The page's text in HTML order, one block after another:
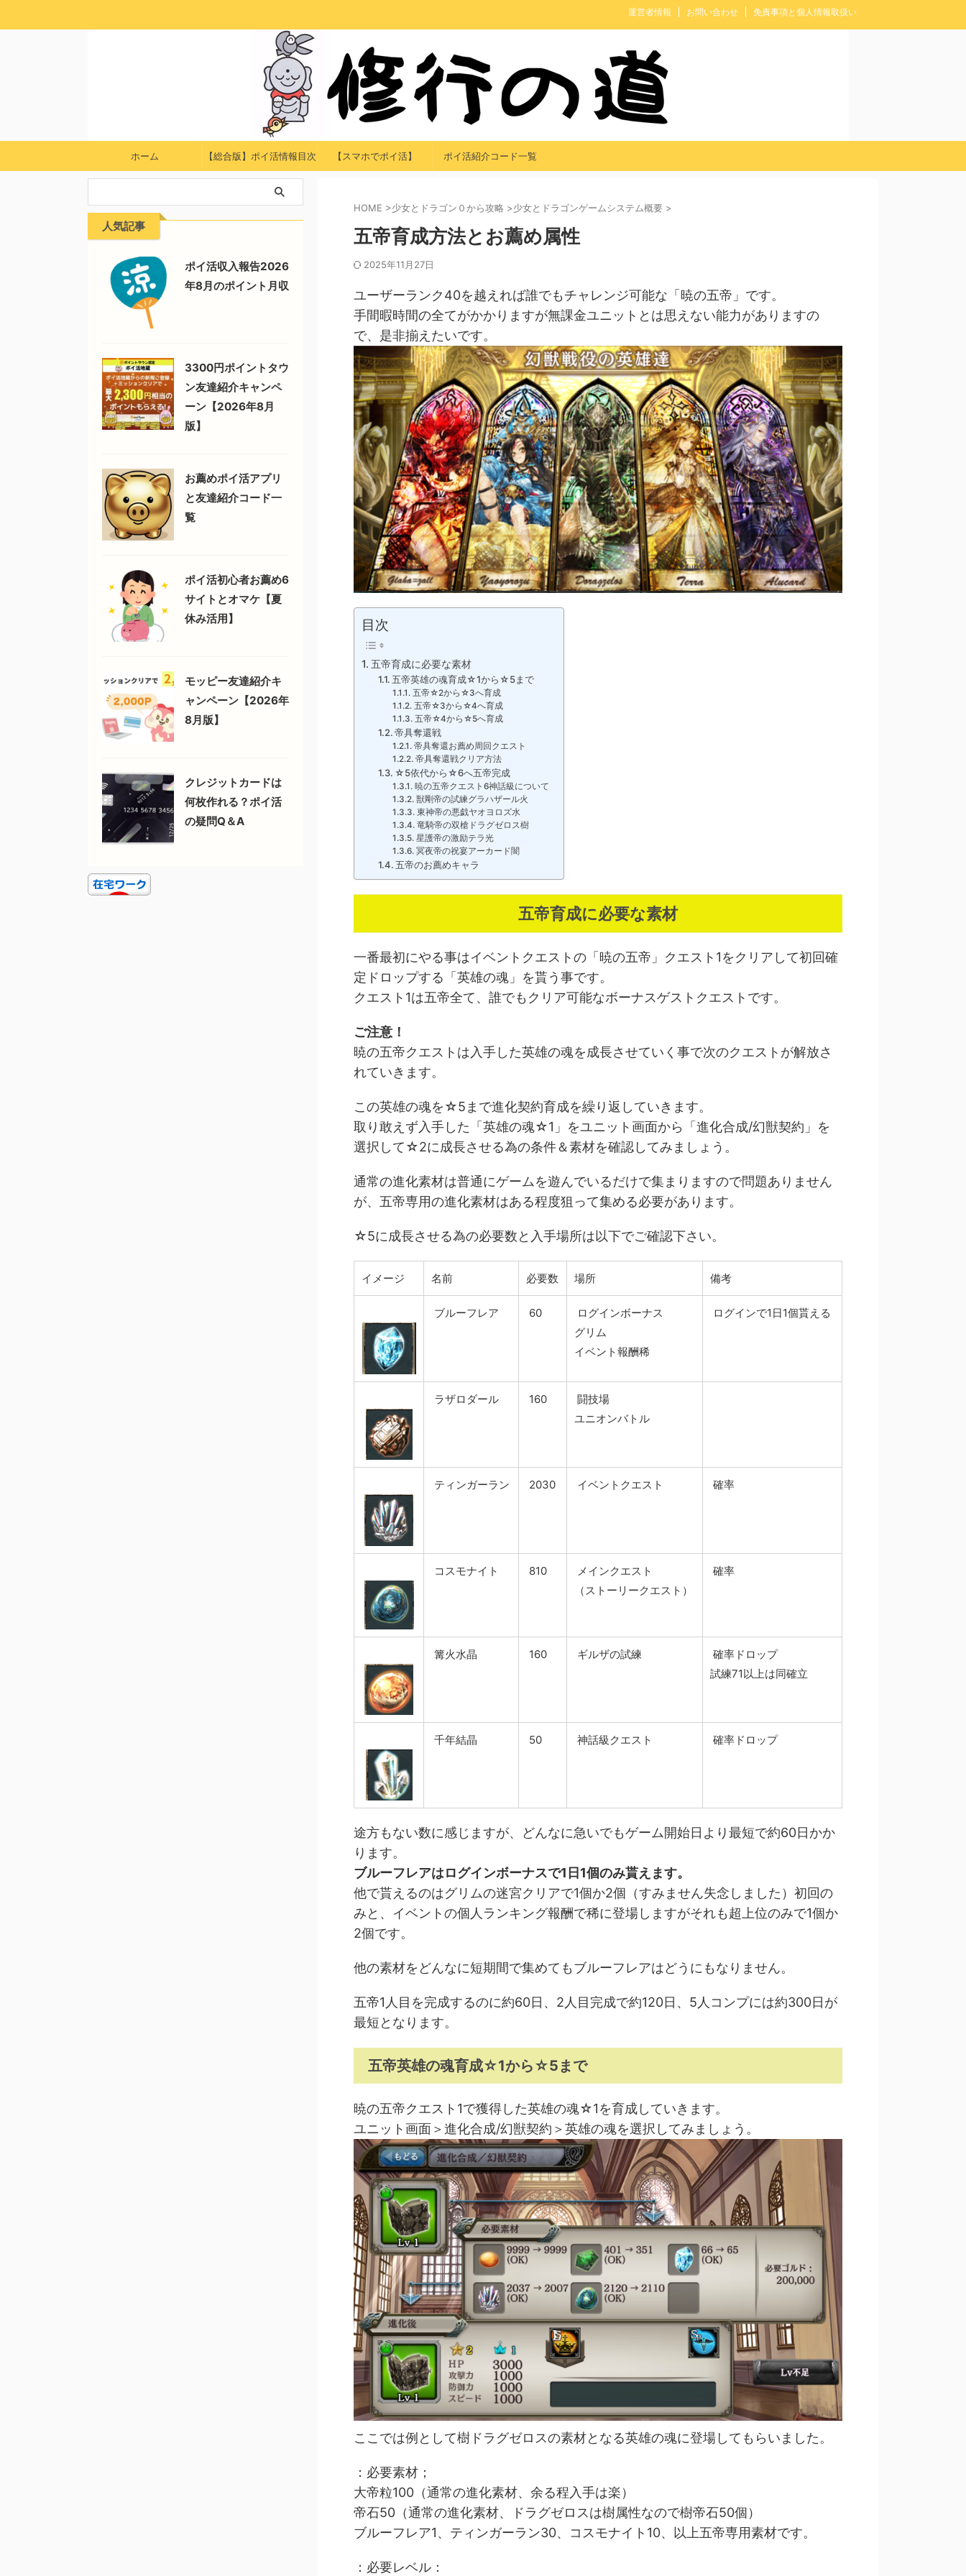
運営者情報 お問い合わせ 免責事項と個人情報取扱い
ホーム 【総合版】ポイ活情報目次 【スマホでポイ活】 ポイ活紹介コード一覧
HOME >少女とドラゴン０から攻略 >少女とドラゴンゲームシステム概要 >
五帝育成方法とお薦め属性
2025年11月27日
ユーザーランク40を越えれば誰でもチャレンジ可能な「暁の五帝」です。
手間暇時間の全てがかかりますが無課金ユニットとは思えない能力がありますの
で、是非揃えたいです。
目次
五帝育成に必要な素材
五帝英雄の魂育成☆1から☆5まで
五帝☆2から☆3へ育成
五帝☆3から☆4へ育成
五帝☆4から☆5へ育成
帝具奪還戦
帝具奪還お薦め周回クエスト
帝具奪還戦クリア方法
☆5依代から☆6へ五帝完成
暁の五帝クエスト6神話級について
獣剛帝の試練グラハザール火
東神帝の悪戯ヤオヨロズ水
竜騎帝の双槍ドラグゼロス樹
星護帝の激励テラ光
冥夜帝の祝宴アーカード闇
五帝のお薦めキャラ
五帝育成に必要な素材
一番最初にやる事はイベントクエストの「暁の五帝」クエスト1をクリアして初回確
定ドロップする「英雄の魂」を貰う事です。
クエスト1は五帝全て、誰でもクリア可能なボーナスゲストクエストです。
ご注意！
暁の五帝クエストは入手した英雄の魂を成長させていく事で次のクエストが解放さ
れていきます。
この英雄の魂を☆5まで進化契約育成を繰り返していきます。
取り敢えず入手した「英雄の魂☆1」をユニット画面から「進化合成/幻獣契約」を
選択して☆2に成長させる為の条件＆素材を確認してみましょう。
通常の進化素材は普通にゲームを遊んでいるだけで集まりますので問題ありません
が、五帝専用の進化素材はある程度狙って集める必要があります。
☆5に成長させる為の必要数と入手場所は以下でご確認下さい。
イメージ 名前 必要数 場所 備考
ブルーフレア 60
ログインボーナス
グリム
イベント報酬稀
ログインで1日1個貰える
ラザロダール 160
闘技場
ユニオンバトル
ティンガーラン 2030 イベントクエスト 確率
コスモナイト 810
メインクエスト
（ストーリークエスト）
確率
篝火水晶 160 ギルザの試練
確率ドロップ
試練71以上は同確立
千年結晶 50 神話級クエスト 確率ドロップ
途方もない数に感じますが、どんなに急いでもゲーム開始日より最短で約60日かか
ります。
ブルーフレアはログインボーナスで1日1個のみ貰えます。
他で貰えるのはグリムの迷宮クリアで1個か2個（すみません失念しました）初回の
みと、イベントの個人ランキング報酬で稀に登場しますがそれも超上位のみで1個か
2個です。
他の素材をどんなに短期間で集めてもブルーフレアはどうにもなりません。
五帝1人目を完成するのに約60日、2人目完成で約120日、5人コンプには約300日が
最短となります。
五帝英雄の魂育成☆1から☆5まで
暁の五帝クエスト1で獲得した英雄の魂☆1を育成していきます。
ユニット画面＞進化合成/幻獣契約＞英雄の魂を選択してみましょう。
ここでは例として樹ドラグゼロスの素材となる英雄の魂に登場してもらいました。
：必要素材；
大帝粒100（通常の進化素材、余る程入手は楽）
帝石50（通常の進化素材、ドラグゼロスは樹属性なので樹帝石50個）
ブルーフレア1、ティンガーラン30、コスモナイト10、以上五帝専用素材です。
：必要レベル：
人気記事
ポイ活収入報告2026
年8月のポイント月収
3300円ポイントタウ
ン友達紹介キャンペ
ーン【2026年8月
版】
お薦めポイ活アプリ
と友達紹介コード一
覧
ポイ活初心者お薦め6
サイトとオマケ【夏
休み活用】
モッピー友達紹介キ
ャンペーン【2026年
8月版】
クレジットカードは
何枚作れる？ポイ活
の疑問Q＆A